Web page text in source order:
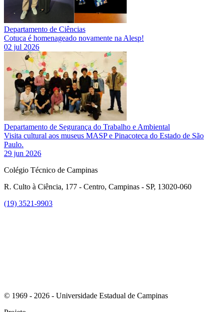
Departamento de Ciências
Cotuca é homenageado novamente na Alesp!
02 jul 2026
Departamento de Segurança do Trabalho e Ambiental
Visita cultural aos museus MASP e Pinacoteca do Estado de São
Paulo.
29 jun 2026
Colégio Técnico de Campinas
R. Culto à Ciência, 177 - Centro, Campinas - SP, 13020-060
(19) 3521-9903
© 1969 - 2026 - Universidade Estadual de Campinas